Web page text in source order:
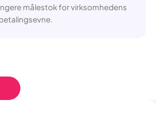
målestok for virksomhedens